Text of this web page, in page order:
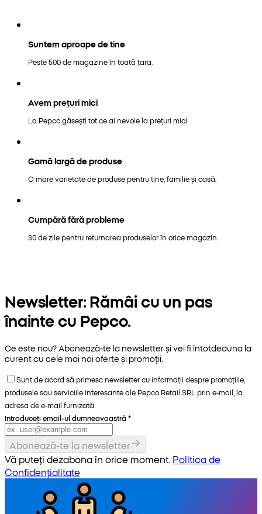
Suntem aproape de tine
Peste 500 de magazine în toată țara.
Avem prețuri mici
La Pepco găsești tot ce ai nevoie la prețuri mici.
Gamă largă de produse
O mare varietate de produse pentru tine, familie și casă.
Cumpără fără probleme
30 de zile pentru returnarea produselor în orice magazin.
Newsletter: Rămâi cu un pas
înainte cu Pepco.
Ce este nou? Abonează-te la newsletter și vei fi întotdeauna la
curent cu cele mai noi oferte și promoții.
Sunt de acord să primesc newsletter cu informații despre promoțiile,
produsele sau serviciile interesante ale Pepco Retail SRL prin e-mail, la
adresa de e-mail furnizată.
Introduceți email-ul dumneavoastră *
Abonează-te la newsletter
Vă puteți dezabona în orice moment. Politica de
Confidențialitate